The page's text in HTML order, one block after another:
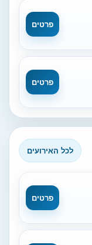
פרטים
פרטים
לכל האירועים
פרטים